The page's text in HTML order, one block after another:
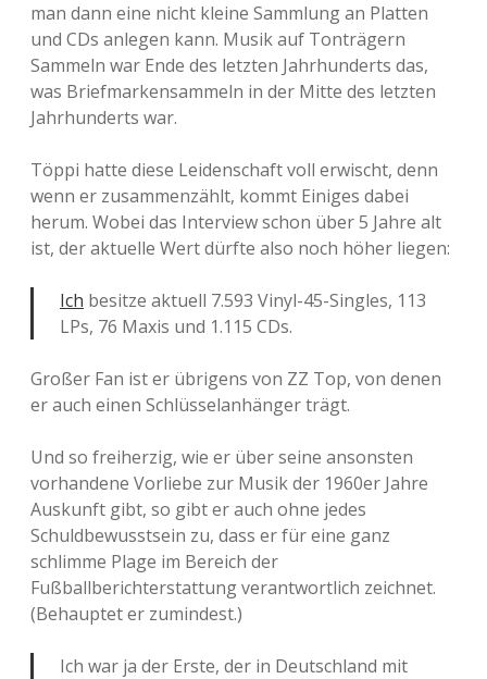
man dann eine nicht kleine Sammlung an Platten
und CDs anlegen kann. Musik auf Tonträgern
Sammeln war Ende des letzten Jahrhunderts das,
was Briefmarkensammeln in der Mitte des letzten
Jahrhunderts war.
Töppi hatte diese Leidenschaft voll erwischt, denn
wenn er zusammenzählt, kommt Einiges dabei
herum. Wobei das Interview schon über 5 Jahre alt
ist, der aktuelle Wert dürfte also noch höher liegen:
Ich besitze aktuell 7.593 Vinyl-45-Singles, 113
LPs, 76 Maxis und 1.115 CDs.
Großer Fan ist er übrigens von ZZ Top, von denen
er auch einen Schlüsselanhänger trägt.
Und so freiherzig, wie er über seine ansonsten
vorhandene Vorliebe zur Musik der 1960er Jahre
Auskunft gibt, so gibt er auch ohne jedes
Schuldbewusstsein zu, dass er für eine ganz
schlimme Plage im Bereich der
Fußballberichterstattung verantwortlich zeichnet.
(Behauptet er zumindest.)
Ich war ja der Erste, der in Deutschland mit